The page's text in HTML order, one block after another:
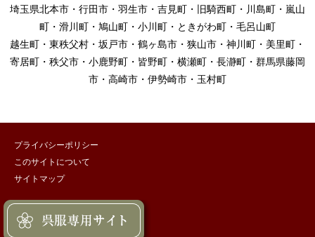
埼玉県北本市・行田市・羽生市・吉見町・旧騎西町・川島町・嵐山
町・滑川町・鳩山町・小川町・ときがわ町・毛呂山町
越生町・東秩父村・坂戸市・鶴ヶ島市・狭山市・神川町・美里町・
寄居町・秩父市・小鹿野町・皆野町・横瀬町・長瀞町・群馬県藤岡
市・高崎市・伊勢崎市・玉村町
プライバシーポリシー
このサイトについて
サイトマップ